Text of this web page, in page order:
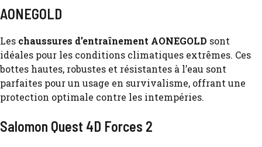
AONEGOLD
Les chaussures d’entraînement AONEGOLD sont
idéales pour les conditions climatiques extrêmes. Ces
bottes hautes, robustes et résistantes à l’eau sont
parfaites pour un usage en survivalisme, offrant une
protection optimale contre les intempéries.
Salomon Quest 4D Forces 2